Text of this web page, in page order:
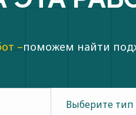
–поможем найти
Выберите тип